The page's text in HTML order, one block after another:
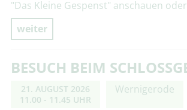
"Das Kleine Gespenst" anschauen
weiter
BESUCH BEIM
21. AUGUST 2026
11.00 - 11.45 UHR
Wernigerode